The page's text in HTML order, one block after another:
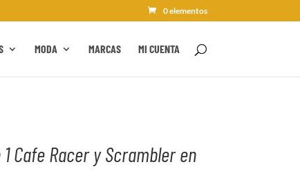
0 elementos
MODA MARCAS MI CUENTA
Cafe Racer y Scrambler en